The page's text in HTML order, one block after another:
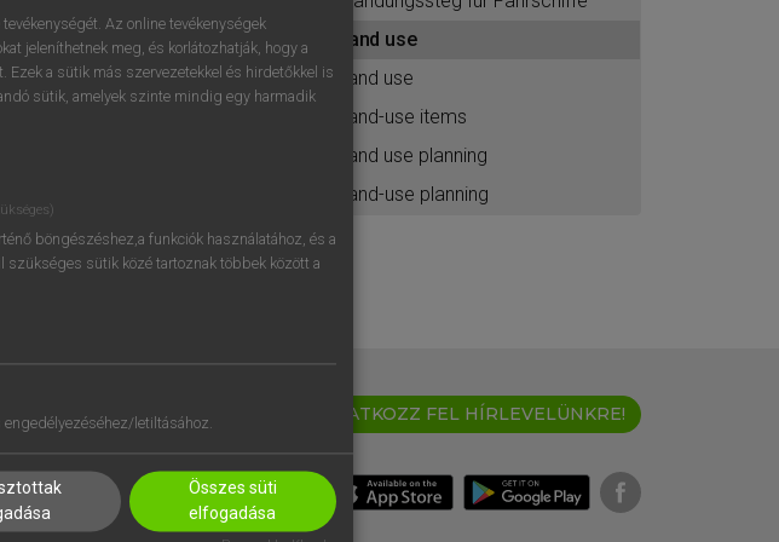
regisztrálok ésbelépek.
REGISZTRÁCIÓ
land use
land use
land-use items
land use planning
land-use planning
IRATKOZZ FEL HÍRLEVELÜNKRE!
Az online tevékenységek
jeleníthetnek meg, és korlátozhatják, hogy a
Ezek a sütik más szervezetekkel és hirdetőkkel is
sütik, amelyek szinte mindig egy harmadik
böngészéshez,a funkciók használatához, és a
szükséges sütik közé tartoznak többek között a
letiltásához.
Összes süti
elfogadása